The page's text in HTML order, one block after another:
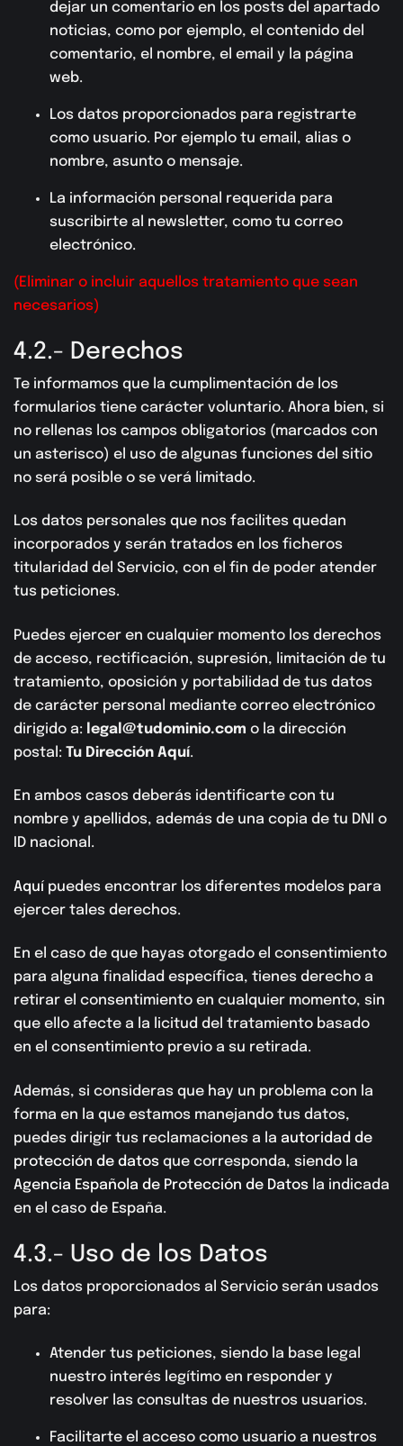
dejar un comentario en los posts del apartado
noticias, como por ejemplo, el contenido del
comentario, el nombre, el email y la página
web.
Los datos proporcionados para registrarte
como usuario. Por ejemplo tu email, alias o
nombre, asunto o mensaje.
La información personal requerida para
suscribirte al newsletter, como tu correo
electrónico.
(Eliminar o incluir aquellos tratamiento que sean
necesarios)
4.2.- Derechos
Te informamos que la cumplimentación de los
formularios tiene carácter voluntario. Ahora bien, si
no rellenas los campos obligatorios (marcados con
un asterisco) el uso de algunas funciones del sitio
no será posible o se verá limitado.
Los datos personales que nos facilites quedan
incorporados y serán tratados en los ficheros
titularidad del Servicio, con el fin de poder atender
tus peticiones.
Puedes ejercer en cualquier momento los derechos
de acceso, rectificación, supresión, limitación de tu
tratamiento, oposición y portabilidad de tus datos
de carácter personal mediante correo electrónico
dirigido a: legal@tudominio.com o la dirección
postal: Tu Dirección Aquí.
En ambos casos deberás identificarte con tu
nombre y apellidos, además de una copia de tu DNI o
ID nacional.
Aquí puedes encontrar los diferentes modelos para
ejercer tales derechos.
En el caso de que hayas otorgado el consentimiento
para alguna finalidad específica, tienes derecho a
retirar el consentimiento en cualquier momento, sin
que ello afecte a la licitud del tratamiento basado
en el consentimiento previo a su retirada.
Además, si consideras que hay un problema con la
forma en la que estamos manejando tus datos,
puedes dirigir tus reclamaciones a la autoridad de
protección de datos que corresponda, siendo la
Agencia Española de Protección de Datos la indicada
en el caso de España.
4.3.- Uso de los Datos
Los datos proporcionados al Servicio serán usados
para:
Atender tus peticiones, siendo la base legal
nuestro interés legítimo en responder y
resolver las consultas de nuestros usuarios.
Facilitarte el acceso como usuario a nuestros